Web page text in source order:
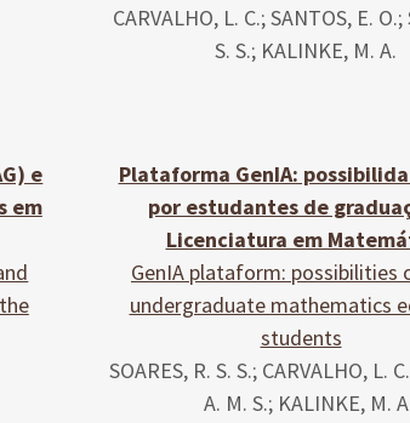
CARVALHO, L. C.; SANTOS, E. O.;
S. S.; KALINKE, M. A.
e
em
Plataforma GenIA:
por estudantes de
Licenciatura em
GenIA plataform: possibilities
undergraduate mathematics
students
SOARES, R. S. S.; CARVALHO, L.
A. M. S.; KALINKE, M.